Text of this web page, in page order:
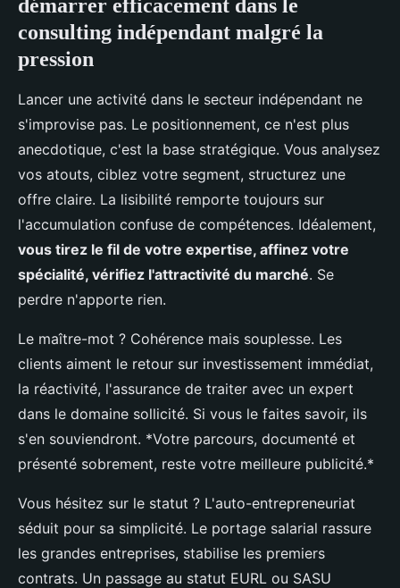
démarrer efficacement dans le
consulting indépendant malgré la
pression
Lancer une activité dans le secteur indépendant ne
s'improvise pas. Le positionnement, ce n'est plus
anecdotique, c'est la base stratégique. Vous analysez
vos atouts, ciblez votre segment, structurez une
offre claire. La lisibilité remporte toujours sur
l'accumulation confuse de compétences. Idéalement,
vous tirez le fil de votre expertise, affinez votre
spécialité, vérifiez l'attractivité du marché. Se
perdre n'apporte rien.
Le maître-mot ? Cohérence mais souplesse. Les
clients aiment le retour sur investissement immédiat,
la réactivité, l'assurance de traiter avec un expert
dans le domaine sollicité. Si vous le faites savoir, ils
s'en souviendront. *Votre parcours, documenté et
présenté sobrement, reste votre meilleure publicité.*
Vous hésitez sur le statut ? L'auto-entrepreneuriat
séduit pour sa simplicité. Le portage salarial rassure
les grandes entreprises, stabilise les premiers
contrats. Un passage au statut EURL ou SASU